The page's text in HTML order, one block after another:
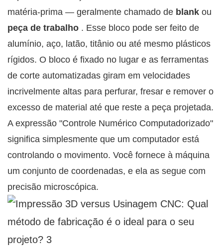
matéria-prima — geralmente chamado de blank ou
peça de trabalho . Esse bloco pode ser feito de
alumínio, aço, latão, titânio ou até mesmo plásticos
rígidos. O bloco é fixado no lugar e as ferramentas
de corte automatizadas giram em velocidades
incrivelmente altas para perfurar, fresar e remover o
excesso de material até que reste a peça projetada.
A expressão "Controle Numérico Computadorizado"
significa simplesmente que um computador está
controlando o movimento. Você fornece à máquina
um conjunto de coordenadas, e ela as segue com
precisão microscópica.